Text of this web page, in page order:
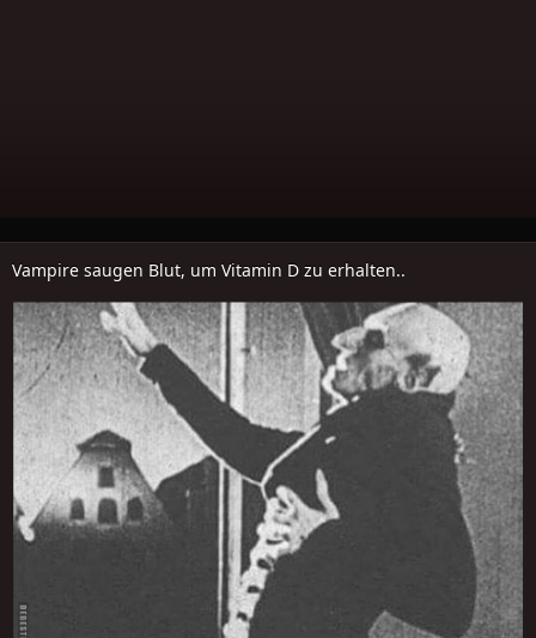
Vampire saugen Blut, um Vitamin D zu erhalten..